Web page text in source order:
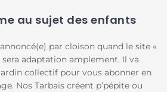
au sujet des enfants
par cloison quand le site «
adaptation amplement. Il va
collectif pour vous abonner en
Nos Tarbais créent p’pépite ou